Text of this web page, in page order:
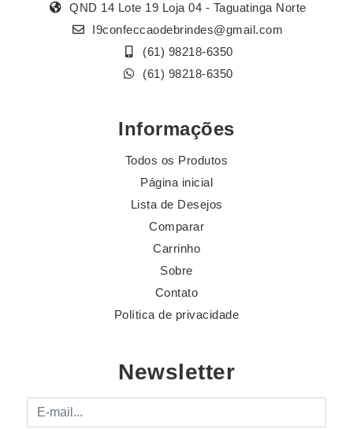
QND 14 Lote 19 Loja 04 - Taguatinga Norte
I9confeccaodebrindes@gmail.com
(61) 98218-6350
(61) 98218-6350
Informações
Todos os Produtos
Página inicial
Lista de Desejos
Comparar
Carrinho
Sobre
Contato
Política de privacidade
Newsletter
E-mail